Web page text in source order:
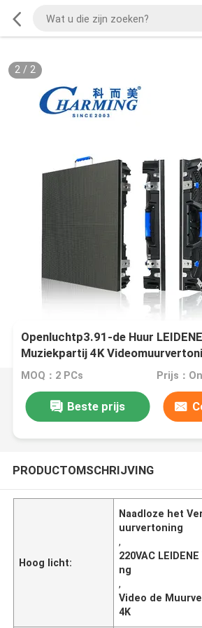
2/ 2
Openluchtp3.91-de Huur
Muziekpartij 4K
MOQ：2 PCs Prijs：
Beste prijs
PRODUCTOMSCHRIJVING
Hoog licht:
Naadloze het
uurvertoning
,
220VAC
ng
,
Video de
4K